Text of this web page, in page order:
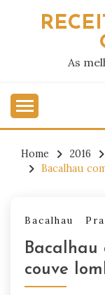
As
Home 2016
Bacalhau
Bacalhau
couve